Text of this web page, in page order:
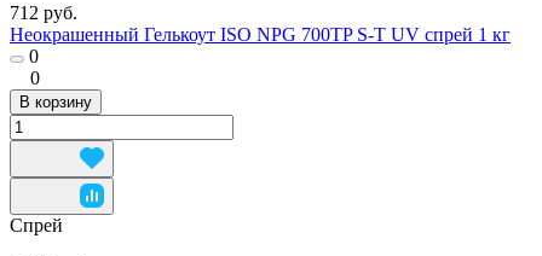
712 руб.
Неокрашенный Гелькоут ISO NPG 700TP S-T UV спрей 1 кг
0
0
В корзину
Спрей